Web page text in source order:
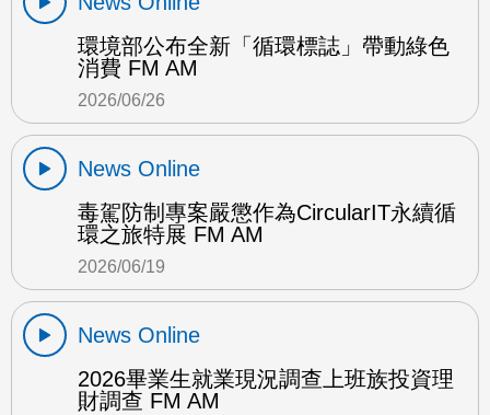
環境部公布全新「循環標誌」帶動綠色
消費 FM AM
2026/06/26
News Online
毒駕防制專案嚴懲作為CircularIT永續循
環之旅特展 FM AM
2026/06/19
News Online
2026畢業生就業現況調查上班族投資理
財調查 FM AM